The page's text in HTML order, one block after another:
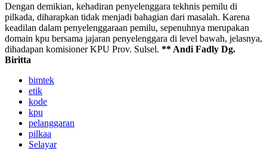
Dengan demikian, kehadiran penyelenggara tekhnis pemilu di
pilkada, diharapkan tidak menjadi bahagian dari masalah. Karena
keadilan dalam penyelenggaraan pemilu, sepenuhnya merupakan
domain kpu bersama jajaran penyelenggara di level bawah, jelasnya,
dihadapan komisioner KPU Prov. Sulsel. ** Andi Fadly Dg.
Biritta
bimtek
etik
kode
kpu
pelanggaran
pilkaa
Selayar